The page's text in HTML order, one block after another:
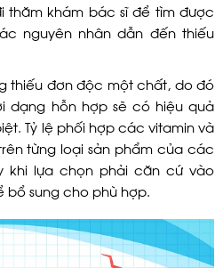
thăm khám bác sĩ để tìm được
nguyên nhân dẫn đến thiếu
thiếu đơn độc một chất, do đó
dạng hỗn hợp sẽ có hiệu quả
Tỷ lệ phối hợp các vitamin và
từng loại sản phẩm của các
khi lựa chọn phải căn cứ vào
bổ sung cho phù hợp.